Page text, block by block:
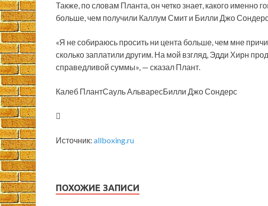
Также, по словам Планта, он четко знает, какого именно
больше, чем получили Каллум Смит и Билли Джо Сондерс
«Я не собираюсь просить ни цента больше, чем мне
сколько заплатили другим. На мой взгляд, Эдди Хирн
справедливой суммы», — сказал Плант.
Калеб ПлантСауль АльваресБилли Джо Сондерс
Источник: allboxing.ru
ПОХОЖИЕ ЗАПИСИ